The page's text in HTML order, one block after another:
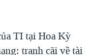
TI tại Hoa Kỳ
tranh cãi về tài